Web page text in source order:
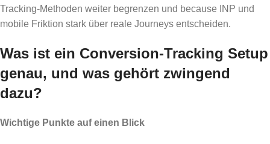
Tracking-Methoden weiter begrenzen und because INP und
mobile Friktion stark über reale Journeys entscheiden.
Was ist ein Conversion-Tracking Setup
genau, und was gehört zwingend
dazu?
Wichtige Punkte auf einen Blick